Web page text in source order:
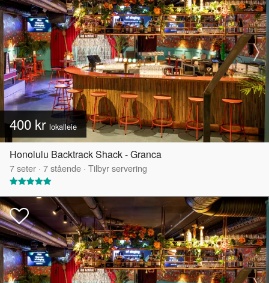
400 kr lokalleie
Honolulu Backtrack Shack - Granca
7seter · 7stående · Tilbyr servering